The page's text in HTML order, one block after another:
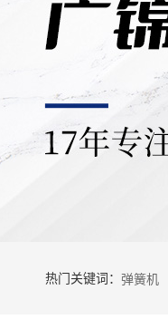
热门关键词： 弹簧机